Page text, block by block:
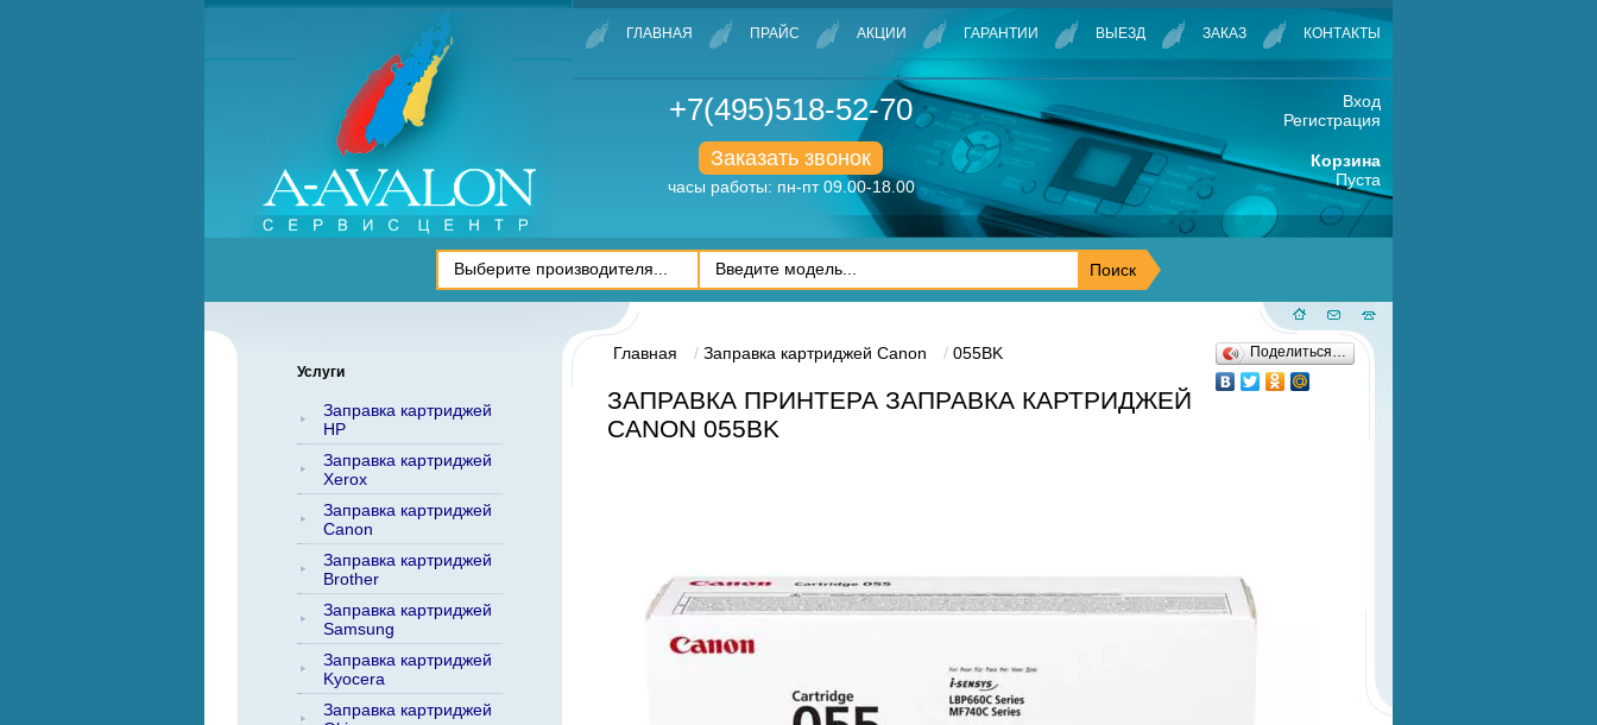
ГЛАВНАЯ ПРАЙС АКЦИИ ГАРАНТИИ ВЫЕЗД ЗАКАЗ КОНТАКТЫ
+7(495)518-52-70
Заказать звонок
часы работы: пн-пт 09.00-18.00
Вход
Регистрация
Корзина
Пуста
Услуги
Заправка картриджей
HP
Заправка картриджей
Xerox
Заправка картриджей
Canon
Заправка картриджей
Brother
Заправка картриджей
Samsung
Заправка картриджей
Kyocera
Заправка картриджей
Главная Заправка картриджей Canon 055BK
ЗАПРАВКА ПРИНТЕРА ЗАПРАВКА КАРТРИДЖЕЙ
CANON 055BK
Поделиться…